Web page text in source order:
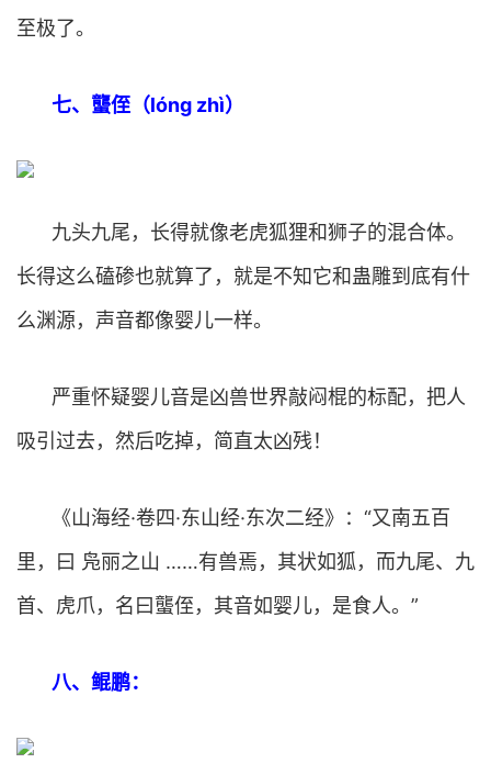
至极了。
七、蠪侄（lóng zhì）
九头九尾，长得就像老虎狐狸和狮子的混合体。
长得这么磕碜也就算了，就是不知它和蛊雕到底有什
么渊源，声音都像婴儿一样。
严重怀疑婴儿音是凶兽世界敲闷棍的标配，把人
吸引过去，然后吃掉，简直太凶残！
《山海经·卷四·东山经·东次二经》：“又南五百
里，曰 凫丽之山 ……有兽焉，其状如狐，而九尾、九
首、虎爪，名曰蠪侄，其音如婴儿，是食人。”
八、鲲鹏：